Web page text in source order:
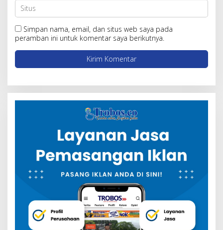
Simpan nama, email, dan situs web saya pada
peramban ini untuk komentar saya berikutnya.